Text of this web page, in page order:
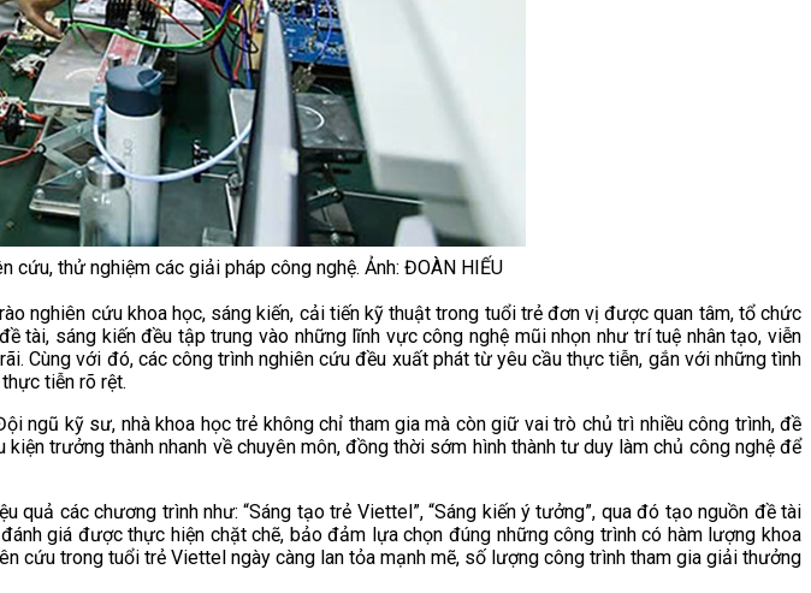
thử nghiệm các giải pháp công nghệ. Ảnh: ĐOÀN HIẾU
nghiên cứu khoa học, sáng kiến, cải tiến kỹ thuật trong tuổi trẻ đơn vị được quan tâm, tổ chức
tài, sáng kiến đều tập trung vào những lĩnh vực công nghệ mũi nhọn như trí tuệ nhân tạo, viễn
Cùng với đó, các công trình nghiên cứu đều xuất phát từ yêu cầu thực tiễn, gắn với những tình
tiễn rõ rệt.
ngũ kỹ sư, nhà khoa học trẻ không chỉ tham gia mà còn giữ vai trò chủ trì nhiều công trình, đề
trưởng thành nhanh về chuyên môn, đồng thời sớm hình thành tư duy làm chủ công nghệ để
các chương trình như: “Sáng tạo trẻ Viettel”, “Sáng kiến ý tưởng”, qua đó tạo nguồn đề tài
giá được thực hiện chặt chẽ, bảo đảm lựa chọn đúng những công trình có hàm lượng khoa
cứu trong tuổi trẻ Viettel ngày càng lan tỏa mạnh mẽ, số lượng công trình tham gia giải thưởng